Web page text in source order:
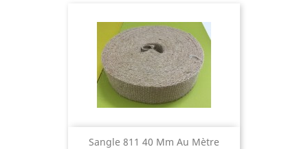
Sangle 811 40 Mm Au Mètre